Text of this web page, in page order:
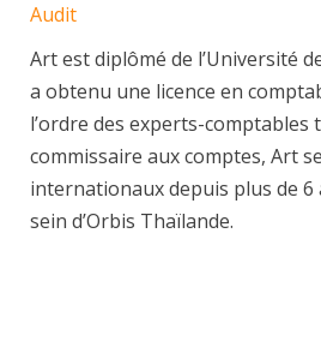
Audit
Art est diplômé de l’Université
a obtenu une licence en
l’ordre des experts-comptables
commissaire aux comptes, Art
internationaux depuis plus de 6
sein d’Orbis Thaïlande.